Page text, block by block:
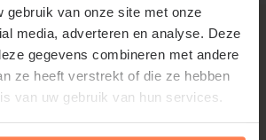
gebruik van onze site met onze
media, adverteren en analyse. Deze
gegevens combineren met andere
ze heeft verstrekt of die ze hebben
van uw gebruik van hun services.
de grond en strooi dan wat kalk
de tuinplant. In het voorjaar zullen
scheuten vormen, waaraan de
Bouquet' in de zomer weer